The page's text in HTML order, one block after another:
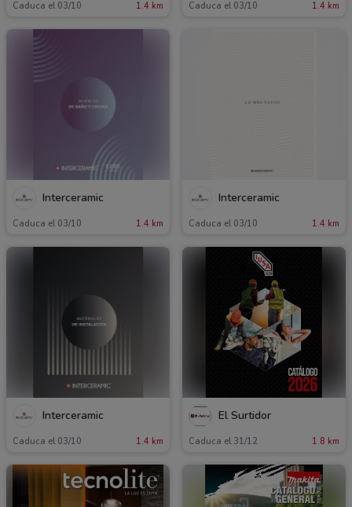
Caduca el 03/10 1.4 km Caduca el 03/10 1.4 km
Interceramic
Caduca el 03/10 1.4 km
Interceramic
Caduca el 03/10 1.4 km
Interceramic
Caduca el 03/10 1.4 km
El Surtidor
Caduca el 31/12 1.8 km